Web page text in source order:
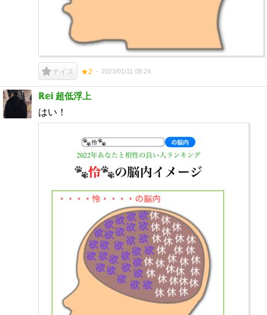
ナイス ★2 2023/01/11 08:24
ℝ𝕖𝕚 超低浮上
はい！